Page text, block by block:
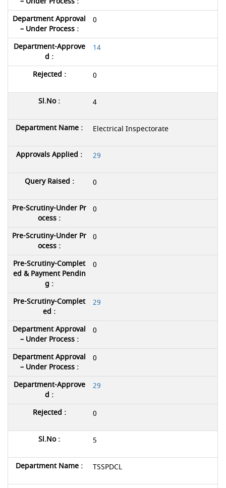
0
14
0
4
Electrical Inspectorate
29
0
0
0
0
29
0
0
29
0
5
TSSPDCL